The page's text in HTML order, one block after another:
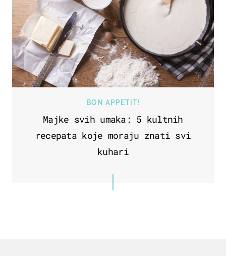
BON APPETIT!
Majke svih umaka: 5 kultnih
recepata koje moraju znati svi
kuhari